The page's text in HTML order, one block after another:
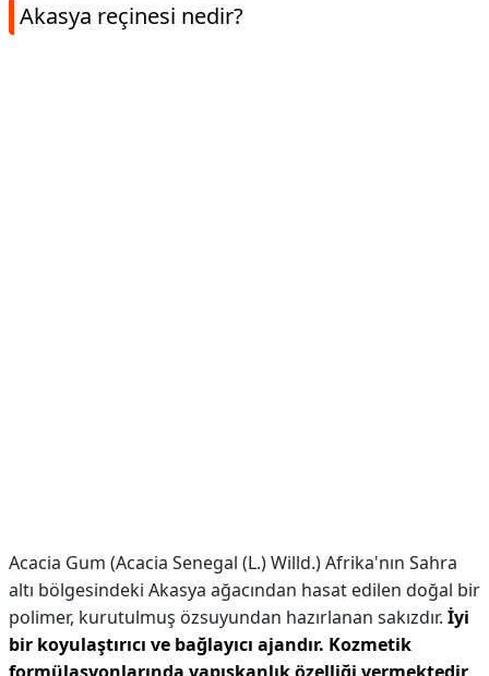
Akasya reçinesi nedir?
Acacia Gum (Acacia Senegal (L.) Willd.) Afrika'nın Sahra
altı bölgesindeki Akasya ağacından hasat edilen doğal bir
polimer, kurutulmuş özsuyundan hazırlanan sakızdır. İyi
bir koyulaştırıcı ve bağlayıcı ajandır. Kozmetik